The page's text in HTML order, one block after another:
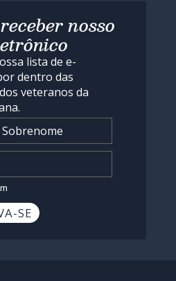
nosso
lista de e-
dentro das
veteranos da
o endereço de e-mail